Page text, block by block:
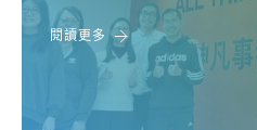
閱讀更多